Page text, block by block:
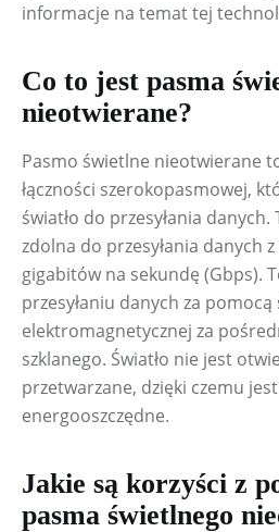
informacje na temat tej
Co to jest pasma
nieotwierane?
Pasmo świetlne nieotwierane
łączności szerokopasmowej,
światło do przesyłania
zdolna do przesyłania danych
gigabitów na sekundę (Gbps).
przesyłaniu danych za
elektromagnetycznej za
szklanego. Światło nie jest
przetwarzane, dzięki czemu
energooszczędne.
Jakie są korzyści z
pasma świetlnego